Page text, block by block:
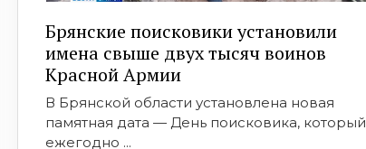
Брянские поисковики установили
имена свыше двух тысяч воинов
Красной Армии
В Брянской области установлена новая
памятная дата — День поисковика, который
ежегодно ...